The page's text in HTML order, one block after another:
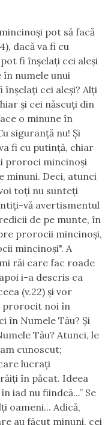
pot să facă
dacă va fi cu
fi înşelaţi cei aleşi
numele unui
cei aleşi? Alţi
şi cei născuţi din
o minune în
siguranţă nu! Şi
fi cu putinţă, chiar
proroci mincinoşi
minuni. Deci, atunci
toţi nu sunteţi
vă avertismentul
de pe munte, în
prorocii mincinoşi,
mincinoşi". A
răi care fac roade
i-a descris ca
(v.22) şi vor
prorocit noi în
în Numele Tău? Şi
Tău? Atunci, le
cunoscut;
lucraţi
în păcat. Ideea
iad nu fiindcă...” Se
oameni... Adică,
au făcut minuni, cei